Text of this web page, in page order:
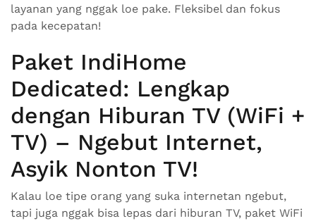
layanan yang nggak loe pake. Fleksibel dan fokus
pada kecepatan!
Paket IndiHome
Dedicated: Lengkap
dengan Hiburan TV (WiFi +
TV) – Ngebut Internet,
Asyik Nonton TV!
Kalau loe tipe orang yang suka internetan ngebut,
tapi juga nggak bisa lepas dari hiburan TV, paket WiFi